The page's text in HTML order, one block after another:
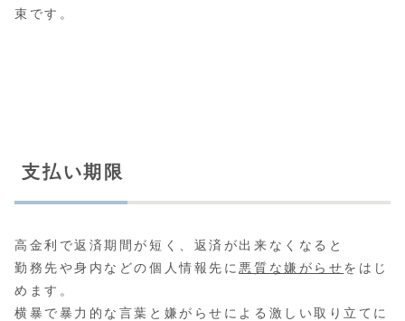
束です。
支払い期限
高金利で返済期間が短く、返済が出来なくなると
勤務先や身内などの個人情報先に 悪質な嫌がらせをはじ
めます。
横暴で暴力的な言葉と嫌がらせによる激しい取り立てに